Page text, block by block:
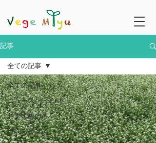
記事
全ての記事
ニュース/イベント
おすすめの店
日々のこと
全ての記事